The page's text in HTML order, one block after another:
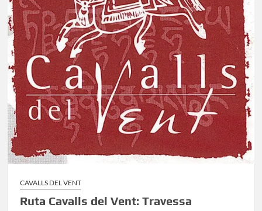
CAVALLS DEL VENT
Ruta Cavalls del Vent: Travessa